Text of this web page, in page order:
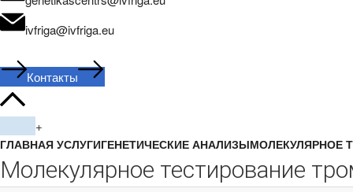
ivfriga@ivfriga.eu
Контакты
+
ГЛАВНАЯ УСЛУГИГЕНЕТИЧЕСКИЕ АНАЛИЗЫМОЛЕКУЛЯРНОЕ
Молекулярное тестирование